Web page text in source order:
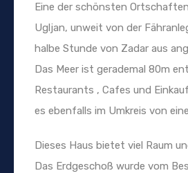
Eine der schönsten
Ugljan, unweit von der
halbe Stunde von Zadar aus
Das Meer ist gerademal 80m
Restaurants , Cafes und
es ebenfalls im Umkreis von
Dieses Haus bietet viel Raum
Das Erdgeschoß wurde vom